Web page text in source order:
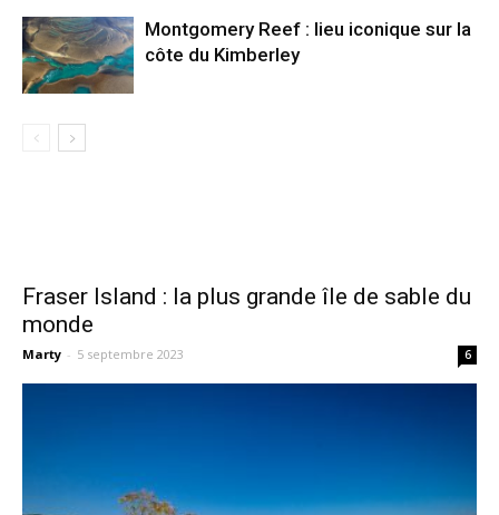
Montgomery Reef : lieu iconique sur la
côte du Kimberley
Fraser Island : la plus grande île de sable du
monde
Marty - 5 septembre 2023 6